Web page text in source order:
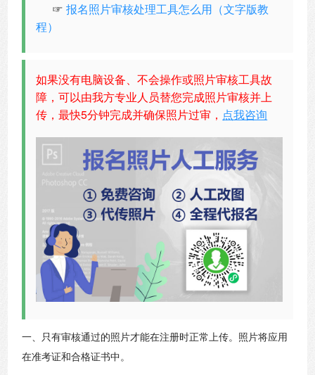
☞报名照片审核处理工具怎么用（文字版教
程）
如果没有电脑设备、不会操作或照片审核工具故
障，可以由我方专业人员替您完成照片审核并上
传，最快5分钟完成并确保照片过审， 点我咨询
一、只有审核通过的照片才能在注册时正常上传。照片将应用
在准考证和合格证书中。